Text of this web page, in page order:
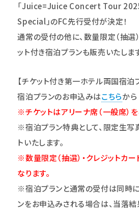
「Juice=Juice Concert Tour
Special」のFC先行受付が決定！
通常の受付の他に、数量限定（抽選
ット付き宿泊プランも販売いたしま
【チケット付き第一ホテル両国宿泊
宿泊プランのお申込みはこちらから
※チケットはアリーナ席（一般席）
※宿泊プラン特典として、限定生写
トいたします。
※数量限定（抽選）・クレジットカ
なります。
※宿泊プランと通常の受付は同時に
ンをお申込みされる場合は、当落